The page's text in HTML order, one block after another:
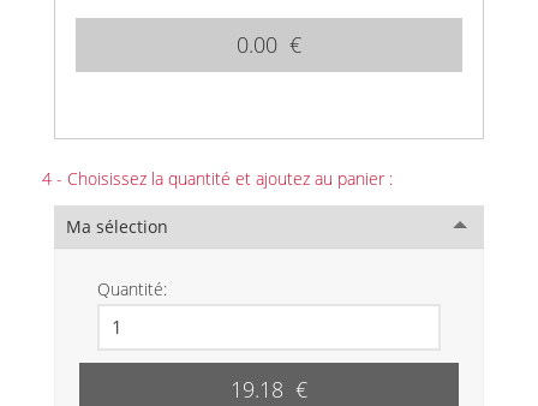
0.00 €
4 - Choisissez la quantité et ajoutez au panier :
Ma sélection
Quantité:
19.18 €